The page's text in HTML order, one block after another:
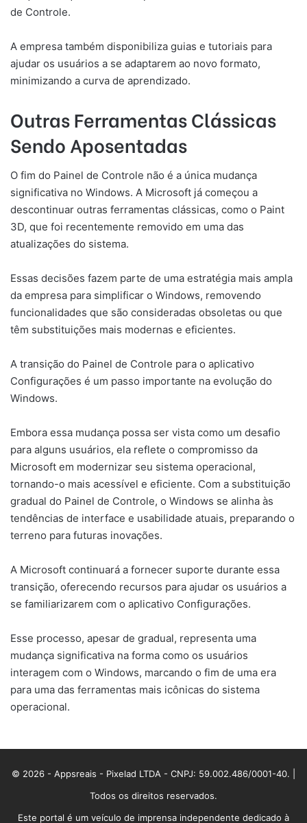
de Controle.
A empresa também disponibiliza guias e tutoriais para
ajudar os usuários a se adaptarem ao novo formato,
minimizando a curva de aprendizado.
Outras Ferramentas Clássicas
Sendo Aposentadas
O fim do Painel de Controle não é a única mudança
significativa no Windows. A Microsoft já começou a
descontinuar outras ferramentas clássicas, como o Paint
3D, que foi recentemente removido em uma das
atualizações do sistema.
Essas decisões fazem parte de uma estratégia mais ampla
da empresa para simplificar o Windows, removendo
funcionalidades que são consideradas obsoletas ou que
têm substituições mais modernas e eficientes.
A transição do Painel de Controle para o aplicativo
Configurações é um passo importante na evolução do
Windows.
Embora essa mudança possa ser vista como um desafio
para alguns usuários, ela reflete o compromisso da
Microsoft em modernizar seu sistema operacional,
tornando-o mais acessível e eficiente. Com a substituição
gradual do Painel de Controle, o Windows se alinha às
tendências de interface e usabilidade atuais, preparando o
terreno para futuras inovações.
A Microsoft continuará a fornecer suporte durante essa
transição, oferecendo recursos para ajudar os usuários a
se familiarizarem com o aplicativo Configurações.
Esse processo, apesar de gradual, representa uma
mudança significativa na forma como os usuários
interagem com o Windows, marcando o fim de uma era
para uma das ferramentas mais icônicas do sistema
operacional.
© 2026 - Appsreais - Pixelad LTDA - CNPJ: 59.002.486/0001-40. |
Todos os direitos reservados.
Este portal é um veículo de imprensa independente dedicado à